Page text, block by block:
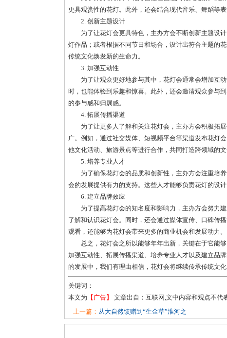
更具观赏性的花灯。此外，还会结合现代音乐、舞蹈等
2. 创新主题设计
为了让花灯会更具特色，主办方会不断创新主题设
灯作品；或者根据不同节日和场合，设计出符合主题的
传统文化焕发新的生命力。
3. 加强互动性
为了让观众更好地参与其中，花灯会通常会增加互
时，也能体验到乐趣和惊喜。此外，还会邀请观众参与
的参与感和归属感。
4. 拓展传播渠道
为了让更多人了解和关注花灯会，主办方会积极拓
广。例如，通过社交媒体、短视频平台等渠道发布花灯
他文化活动、旅游景点等进行合作，共同打造跨领域的文
5. 培养专业人才
为了确保花灯会的品质和创新性，主办方会注重培
会的发展提供有力的支持。这些人才能够负责花灯的设
6. 建立品牌效应
为了提高花灯会的知名度和影响力，主办方会努力
了解和认识花灯会。同时，还会通过媒体宣传、口碑传
观看，还能够为花灯会带来更多的商业机会和发展动力。
总之，花灯会之所以能够年年出新，关键在于它能
加强互动性、拓展传播渠道、培养专业人才以及建立品
的发展中，我们有理由相信，花灯会将继续传承传统文
关键词：
本文为 【广告】
文章出自：互联网,文中内容和观点不代
上一篇： 从大自然馈赠到“生金草”淮河之